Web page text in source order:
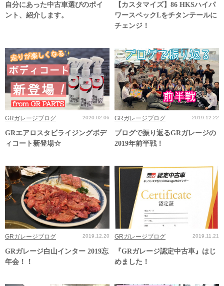
自分にあった中古車選びのポイ
ント、紹介します。
【カスタマイズ】86 HKSハイパ
ワースペックLをチタンテールに
チェンジ！
GRガレージブログ 2020.02.06
GRエアロスタビライジングボデ
ィコート新登場☆
GRガレージブログ 2019.12.22
ブログで振り返るGRガレージの
2019年前半戦！
GRガレージブログ 2019.12.20
GRガレージ白山インター 2019忘
年会！！
GRガレージブログ 2019.11.21
『GRガレージ認定中古車』はじ
めました！